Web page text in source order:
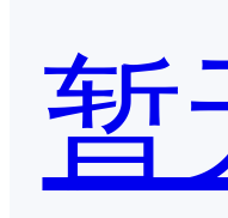
暂